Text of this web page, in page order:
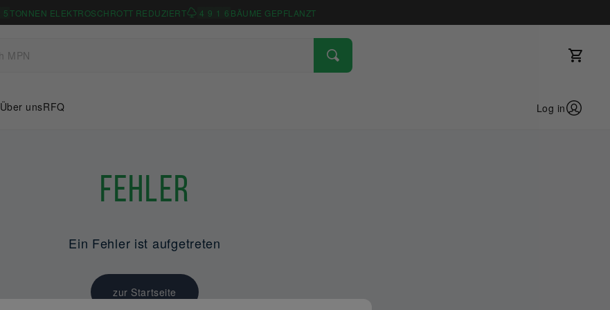
5 TONNEN ELEKTROSCHROTT REDUZIERT 4 9 1 6 BÄUME GEPFLANZT
Über unsRFQ Log in
Fehler
Ein Fehler ist aufgetreten
zur Startseite